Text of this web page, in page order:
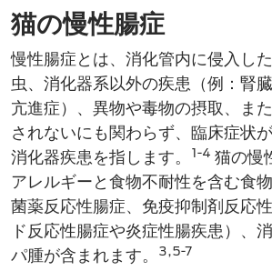
猫の慢性腸症
慢性腸症とは、消化管内に侵入し
虫、消化器系​以外の疾患（例：腎
亢進症）、異物や毒物の摂取​、ま
されないにも関わらず、臨床症状
消化器​疾患を指します。
1-4 猫の​慢
アレルギーと食物不耐性を含む食
菌薬​反応性腸症、免疫抑制剤反応
ド反応性腸症や炎症性腸疾患）、
パ腫が含まれます。
3,5-7